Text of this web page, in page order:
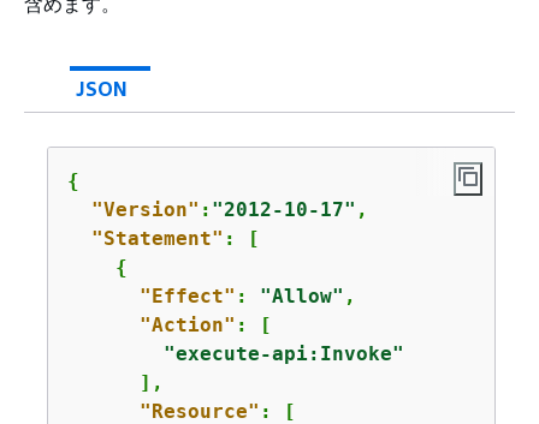
JSON
{
"Version" : "2012-10-17" ,
"Statement" : [
{
"Effect" : "Allow" ,
"Action" : [
"execute-api:Invoke"
      ],
"Resource" : [